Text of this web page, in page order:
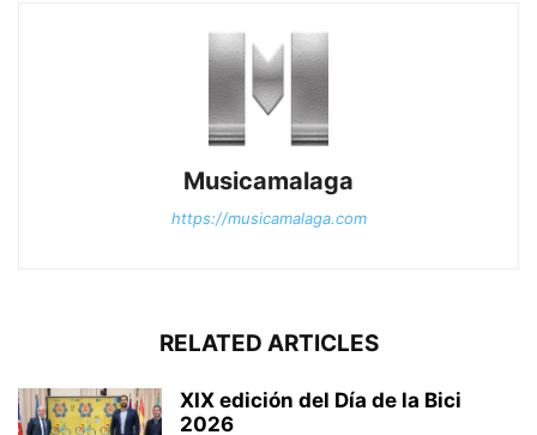
Musicamalaga
https://musicamalaga.com
RELATED ARTICLES
XIX edición del Día de la Bici
2026